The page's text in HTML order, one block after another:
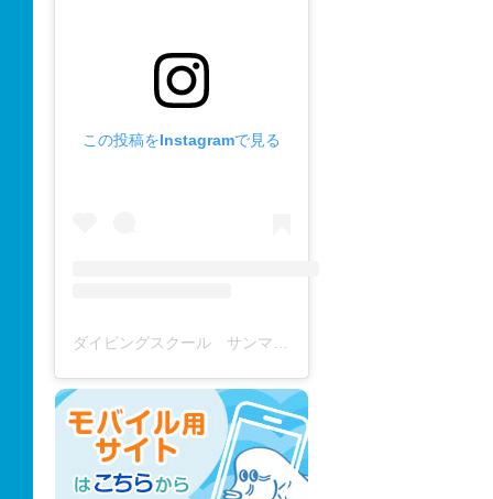
この投稿をInstagramで見る
ダイビングスクール サンマーレ / diving school(@diving_school_sanmare)がシェアした投稿